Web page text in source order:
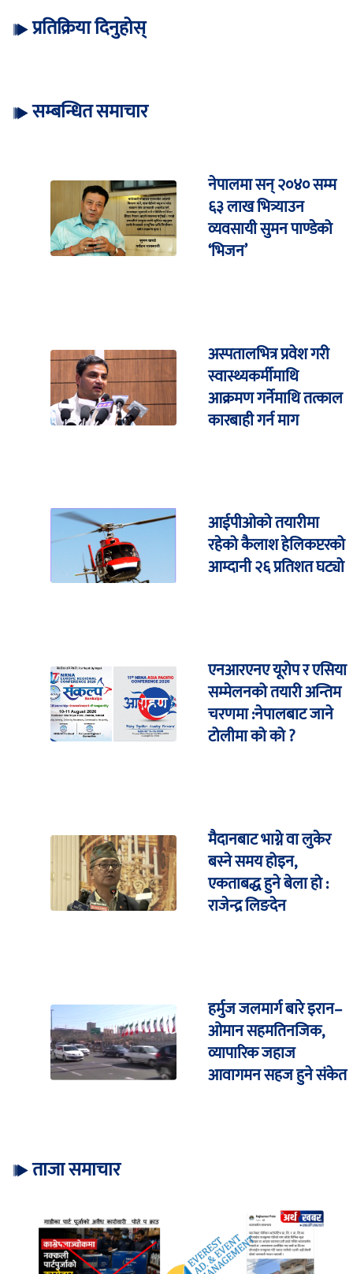
प्रतिक्रिया दिनुहोस्
सम्बन्धित समाचार
नेपालमा सन् २०४० सम्म
६३ लाख भित्र्याउन
व्यवसायी सुमन पाण्डेको
‘भिजन’
अस्पतालभित्र प्रवेश गरी
स्वास्थ्यकर्मीमाथि
आक्रमण गर्नेमाथि तत्काल
कारबाही गर्न माग
आईपीओको तयारीमा
रहेको कैलाश हेलिकप्टरको
आम्दानी २६ प्रतिशत घट्यो
एनआरएनए यूरोप र एसिया
सम्मेलनको तयारी अन्तिम
चरणमा :नेपालबाट जाने
टोलीमा को को ?
मैदानबाट भाग्ने वा लुकेर
बस्ने समय होइन,
एकताबद्ध हुने बेला हो :
राजेन्द्र लिङदेन
हर्मुज जलमार्ग बारे इरान–
ओमान सहमतिनजिक,
व्यापारिक जहाज
आवागमन सहज हुने संकेत
ताजा समाचार